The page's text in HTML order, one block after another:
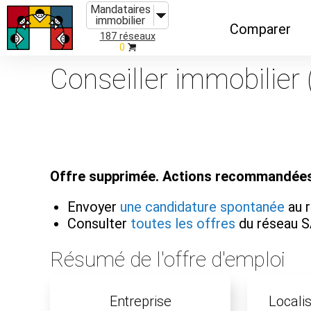
Mandataires
immobilier
187 réseaux
0
Comparer
Caractéristiques
Organismes de
Conseiller immobilier
Offre supprimée. Actions
Envoyer une candidature spontanée au
Consulter toutes les offres du réseau
Résumé de l'offre d'emploi
Entreprise